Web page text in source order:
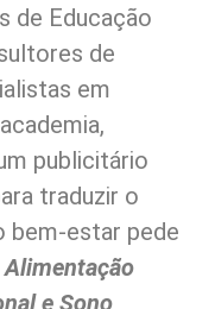
de Educação
de
em
publicitário
traduzir o
bem-estar pede
e Sono